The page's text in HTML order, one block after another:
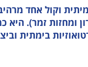
וקול אחד
ומחזות זמר).
בימתית